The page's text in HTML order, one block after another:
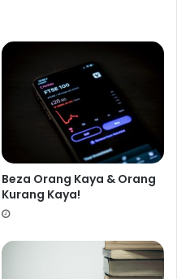
Beza Orang Kaya & Orang
Kurang Kaya!